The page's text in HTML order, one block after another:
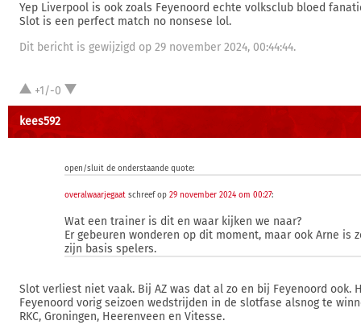
Yep Liverpool is ook zoals Feyenoord echte volksclub bloed
Slot is een perfect match no nonsese lol.
Dit bericht is gewijzigd op 29 november 2024, 00:44:44.
+1/-0
kees592
open/sluit de onderstaande quote:
overalwaarjegaat schreef op 29 november 2024 om 00:27:
Wat een trainer is dit en waar kijken we naar?
Er gebeuren wonderen op dit moment, maar ook Arne is
zijn basis spelers.
Slot verliest niet vaak. Bij AZ was dat al zo en bij Feyenoord ook.
Feyenoord vorig seizoen wedstrijden in de slotfase alsnog te
RKC, Groningen, Heerenveen en Vitesse.